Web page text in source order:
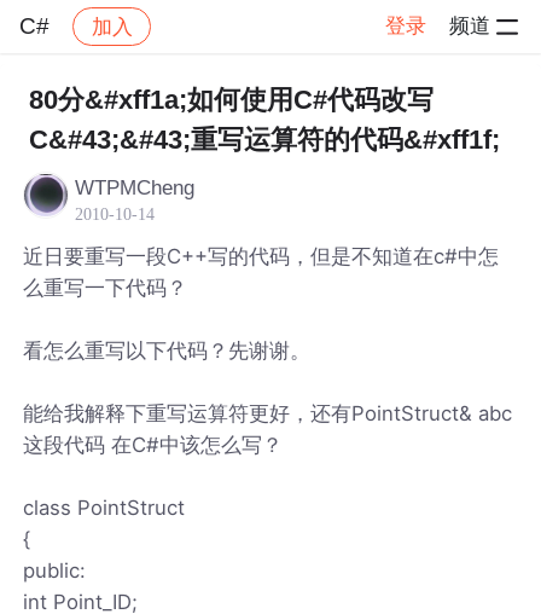
C# 加入 登录 频道
社区 C# 帖子详情
80分&#xff1a;如何使用C#代码改写
C&#43;&#43;重写运算符的代码&#xff1f;
WTPMCheng
2010-10-14
近日要重写一段C++写的代码，但是不知道在c#中怎
么重写一下代码？
看怎么重写以下代码？先谢谢。
能给我解释下重写运算符更好，还有PointStruct& abc
这段代码 在C#中该怎么写？
class PointStruct
{
public:
int Point_ID;